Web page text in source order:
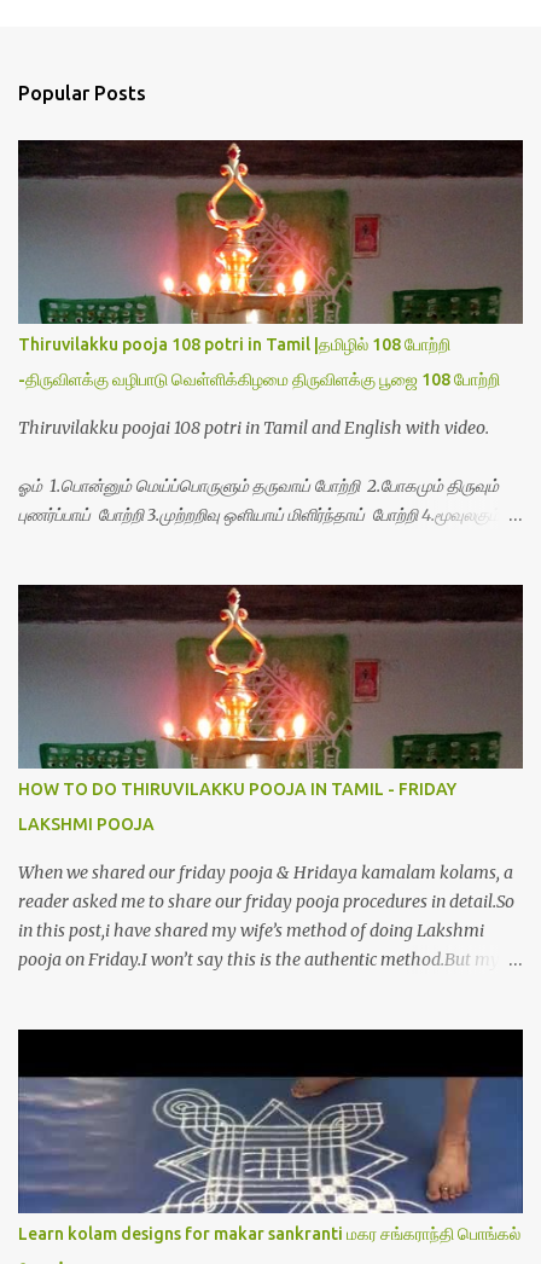
s
Popular Posts
Thiruvilakku pooja 108 potri in Tamil |தமிழில் 108 போற்றி
-திருவிளக்கு வழிபாடு வெள்ளிக்கிழமை திருவிளக்கு பூஜை 108 போற்றி
Thiruvilakku poojai 108 potri in Tamil and English with video.
ஓம் 1.பொன்னும் மெய்ப்பொருளும் தருவாய் போற்றி 2.போகமும் திருவும்
புணர்ப்பாய் போற்றி 3.முற்றறிவு ஒளியாய் மிளிர்ந்தாய் போற்றி 4.மூவுலகும்
8.பிறர்வயமாகா பெரியோய் போற்றி 9.பேரின்பப் பெருக்காய் பொலிந்தாய்
போற்றி 10.பேரருட்கடலாம் பேரரு...
HOW TO DO THIRUVILAKKU POOJA IN TAMIL - FRIDAY
LAKSHMI POOJA
When we shared our friday pooja & Hridaya kamalam kolams, a
reader asked me to share our friday pooja procedures in detail.So
in this post,i have shared my wife’s method of doing Lakshmi
pooja on Friday.I won’t say this is the authentic method.But my
Lakshmi poojai with Thiruvilakku poojai
kolam,Hridayakamalam kolam and thiruvilakku pooja
stotram/slokas along with 108 potri in tamil. i.e Archanai slokam
in Tamil.I have tried my best to explain the pooja procedures.Hope
u will find it helpful.I have attached all the sloka pictures from our
book “ Jayamangala sthothram”. I have also typed the Shodasha
upachara pooja sthothram in Tamil & English. If u want to use
Learn kolam designs for makar sankranti மகர சங்கராந்தி பொங்கல்